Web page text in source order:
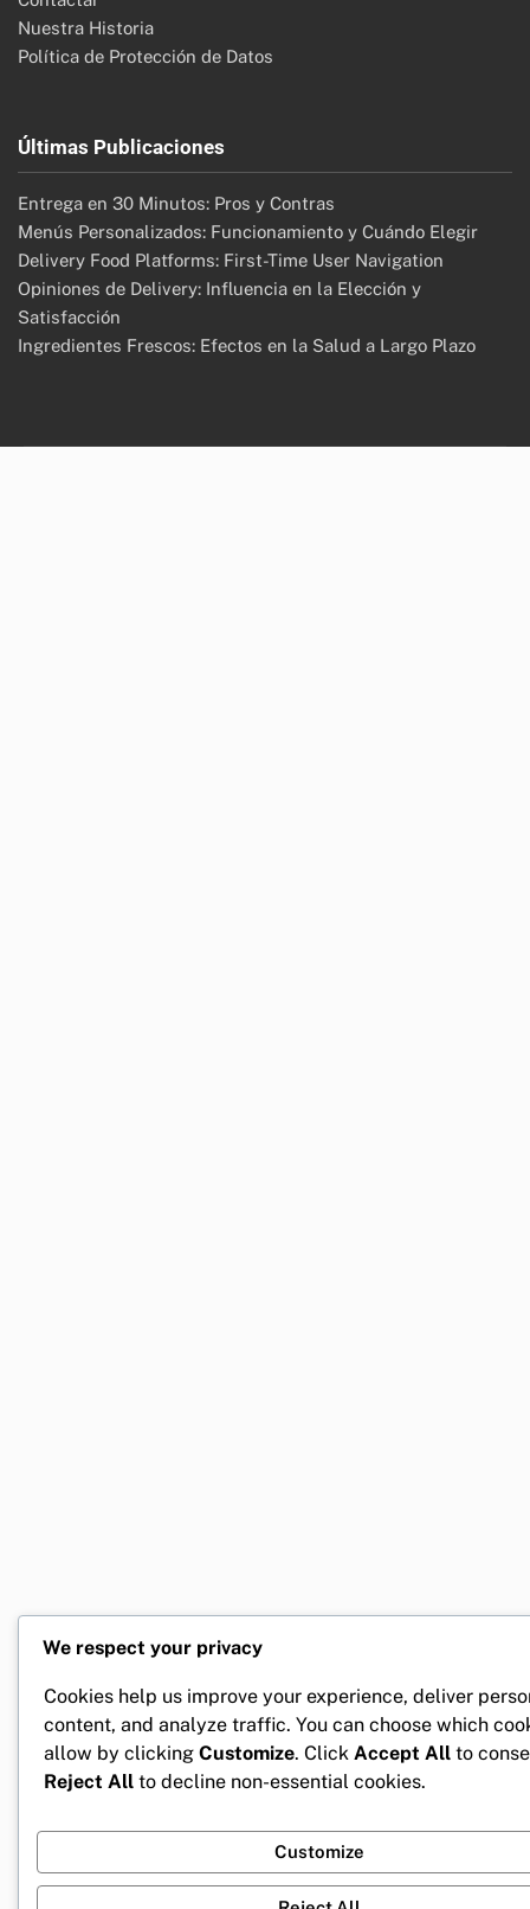
Nuestra Historia
Política de Protección de Datos
Últimas Publicaciones
Entrega en 30 Minutos: Pros y Contras
Menús Personalizados: Funcionamiento y Cuándo Elegir
Delivery Food Platforms: First-Time User Navigation
Opiniones de Delivery: Influencia en la Elección y
Satisfacción
Ingredientes Frescos: Efectos en la Salud a Largo Plazo
We respect your privacy
Cookies help us improve your experience, deliver
content, and analyze traffic. You can choose which
allow by clicking Customize. Click Accept All to
Reject All to decline non-essential cookies.
Customize